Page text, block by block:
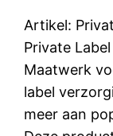
Artikel:
Private
Maatwerk
label
meer aan